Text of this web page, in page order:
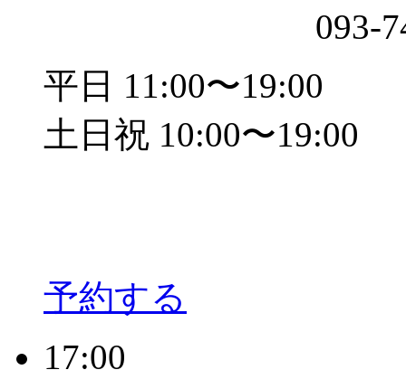
093-
平日 11:00〜19:00
土日祝 10:00〜19:00
予約する
17:00